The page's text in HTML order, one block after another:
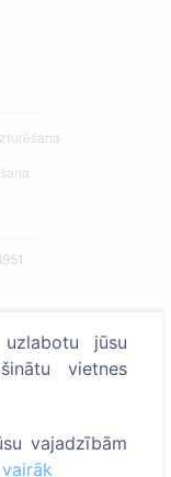
jūsu
vietnes
vajadzībām